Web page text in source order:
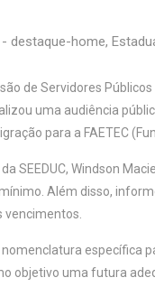
- destaque-home,
de Servidores
uma audiência
para a FAETEC
SEEDUC, Windson
Além disso,
específica
objetivo uma futura